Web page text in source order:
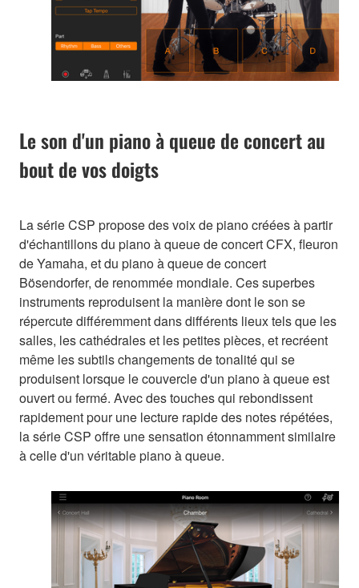
Le son d'un piano à queue de concert au
bout de vos doigts
La série CSP propose des voix de piano créées à partir
d'échantillons du piano à queue de concert CFX, fleuron
de Yamaha, et du piano à queue de concert
Bösendorfer, de renommée mondiale. Ces superbes
instruments reproduisent la manière dont le son se
répercute différemment dans différents lieux tels que les
salles, les cathédrales et les petites pièces, et recréent
même les subtils changements de tonalité qui se
produisent lorsque le couvercle d'un piano à queue est
ouvert ou fermé. Avec des touches qui rebondissent
rapidement pour une lecture rapide des notes répétées,
la série CSP offre une sensation étonnamment similaire
à celle d'un véritable piano à queue.